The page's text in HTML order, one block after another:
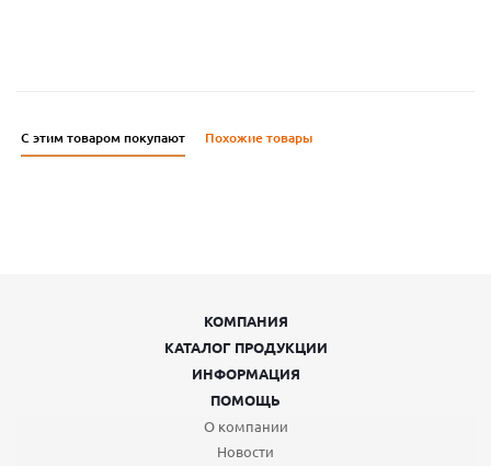
С этим товаром покупают Похожие товары
КОМПАНИЯ
КАТАЛОГ ПРОДУКЦИИ
ИНФОРМАЦИЯ
ПОМОЩЬ
О компании
Новости